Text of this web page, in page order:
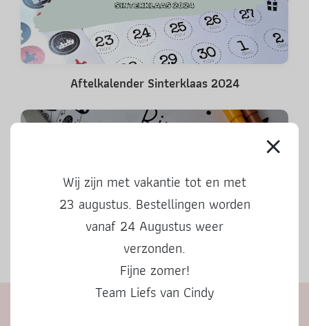
Aftelkalender Sinterklaas 2024
Herfstbingo
Wij zijn met vakantie tot en met
23 augustus. Bestellingen worden
vanaf 24 Augustus weer
verzonden.
Fijne zomer!
Team Liefs van Cindy